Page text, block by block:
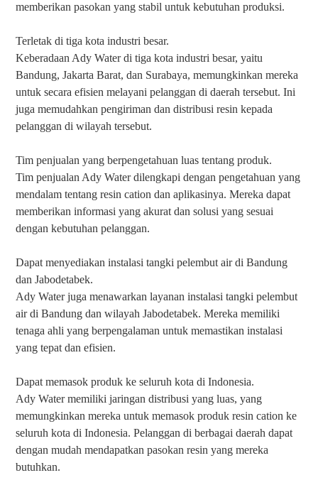
memberikan pasokan yang stabil untuk kebutuhan produksi.
Terletak di tiga kota industri besar.
Keberadaan Ady Water di tiga kota industri besar, yaitu
Bandung, Jakarta Barat, dan Surabaya, memungkinkan mereka
untuk secara efisien melayani pelanggan di daerah tersebut. Ini
juga memudahkan pengiriman dan distribusi resin kepada
pelanggan di wilayah tersebut.
Tim penjualan yang berpengetahuan luas tentang produk.
Tim penjualan Ady Water dilengkapi dengan pengetahuan yang
mendalam tentang resin cation dan aplikasinya. Mereka dapat
memberikan informasi yang akurat dan solusi yang sesuai
dengan kebutuhan pelanggan.
Dapat menyediakan instalasi tangki pelembut air di Bandung
dan Jabodetabek.
Ady Water juga menawarkan layanan instalasi tangki pelembut
air di Bandung dan wilayah Jabodetabek. Mereka memiliki
tenaga ahli yang berpengalaman untuk memastikan instalasi
yang tepat dan efisien.
Dapat memasok produk ke seluruh kota di Indonesia.
Ady Water memiliki jaringan distribusi yang luas, yang
memungkinkan mereka untuk memasok produk resin cation ke
seluruh kota di Indonesia. Pelanggan di berbagai daerah dapat
dengan mudah mendapatkan pasokan resin yang mereka
butuhkan.